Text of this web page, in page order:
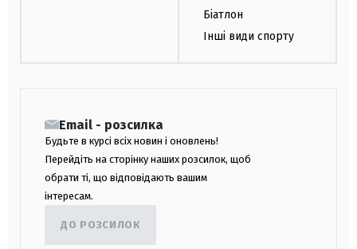
Біатлон
Інші види спорту
Email - розсилка
Будьте в курсі всіх новин і оновлень!
Перейдіть на сторінку наших розсилок, щоб
обрати ті, що відповідають вашим
інтересам.
ДО РОЗСИЛОК